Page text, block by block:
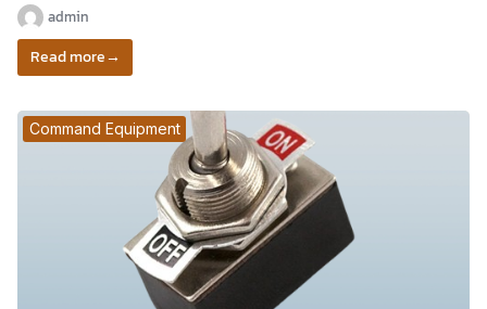
admin
Read more→
Command Equipment